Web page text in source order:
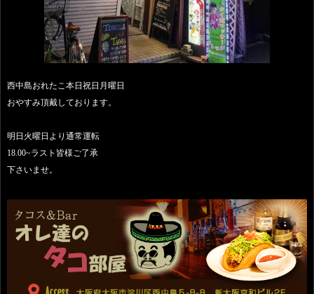
西中島おれたこ本日祝日月曜日
おやすみ頂戴しております。
明日火曜日より通常運転
18.00~ラスト皆様ご了承
下さいませ。